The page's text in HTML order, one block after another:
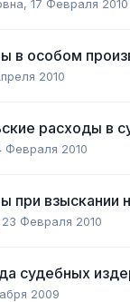
, 17 Февраля 2010
в особом
2010
расходы в
Февраля 2010
при взыскании
23 Февраля 2010
судебных
2009